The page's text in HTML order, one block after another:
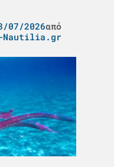
07/2026από
Nautilia.gr